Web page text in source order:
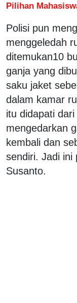
Pilihan
Polisi pun
menggeledah
ditemukan10
ganja yang
saku jaket
dalam kamar
itu didapati
mengedarkan
kembali dan
sendiri. Jadi ini
Susanto.